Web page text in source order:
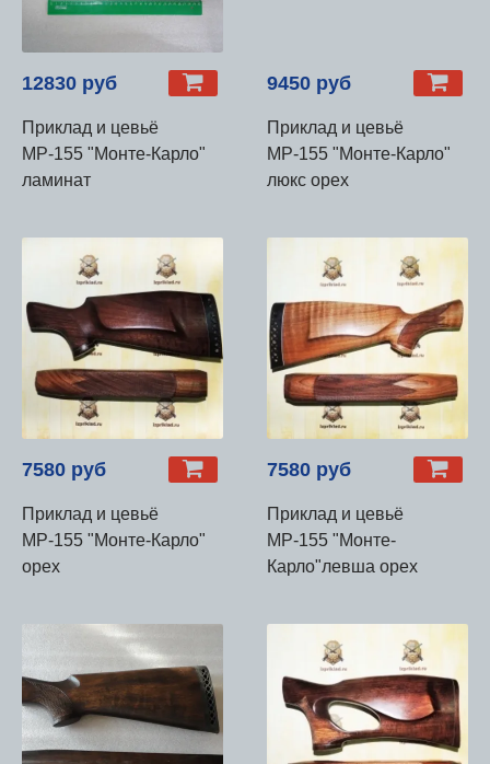
12830 руб
Приклад и цевьё
МР-155 "Монте-Карло"
ламинат
9450 руб
Приклад и цевьё
МР-155 "Монте-Карло"
люкс орех
7580 руб
Приклад и цевьё
МР-155 "Монте-Карло"
орех
7580 руб
Приклад и цевьё
МР-155 "Монте-
Карло"левша орех